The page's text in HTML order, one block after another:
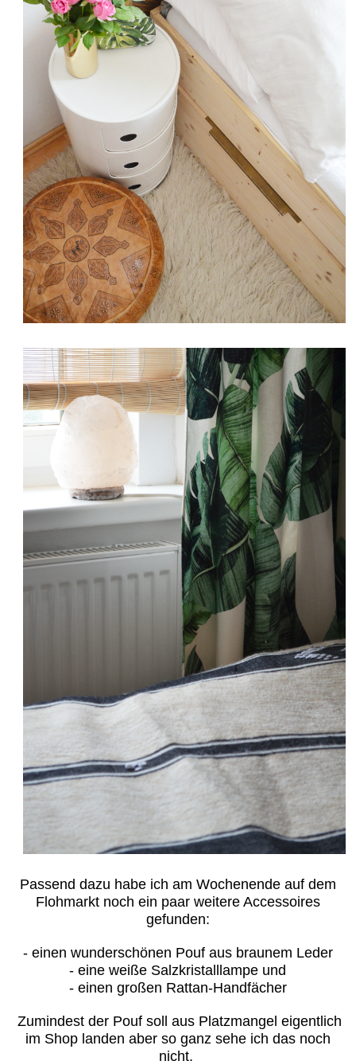
Passend dazu habe ich am Wochenende auf dem
Flohmarkt noch ein paar weitere Accessoires
gefunden:
- einen wunderschönen Pouf aus braunem Leder
- eine weiße Salzkristalllampe und
- einen großen Rattan-Handfächer
Zumindest der Pouf soll aus Platzmangel eigentlich
im Shop landen aber so ganz sehe ich das noch
nicht.